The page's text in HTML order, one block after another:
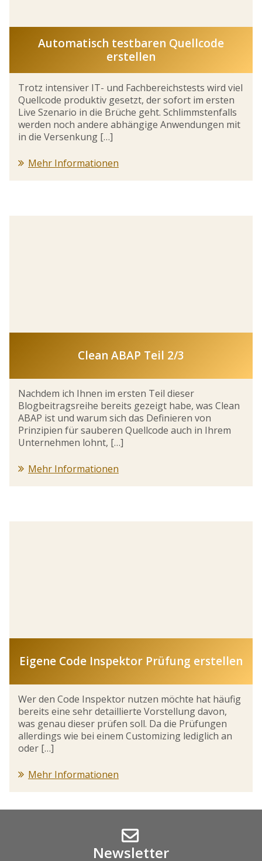
Automatisch testbaren Quellcode
erstellen
Trotz intensiver IT- und Fachbereichstests wird viel
Quellcode produktiv gesetzt, der sofort im ersten
Live Szenario in die Brüche geht. Schlimmstenfalls
werden noch andere abhängige Anwendungen mit
in die Versenkung […]
Mehr Informationen
Clean ABAP Teil 2/3
Nachdem ich Ihnen im ersten Teil dieser
Blogbeitragsreihe bereits gezeigt habe, was Clean
ABAP ist und warum sich das Definieren von
Prinzipien für sauberen Quellcode auch in Ihrem
Unternehmen lohnt, […]
Mehr Informationen
Eigene Code Inspektor Prüfung erstellen
Wer den Code Inspektor nutzen möchte hat häufig
bereits eine sehr detaillierte Vorstellung davon,
was genau dieser prüfen soll. Da die Prüfungen
allerdings wie bei einem Customizing lediglich an
oder […]
Mehr Informationen
Newsletter